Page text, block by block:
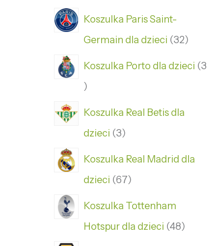
Koszulka Paris Saint-
Germain dla dzieci 32
Koszulka Porto dla dzieci 3
Koszulka Real Betis dla
dzieci 3
Koszulka Real Madrid dla
dzieci 67
Koszulka Tottenham
Hotspur dla dzieci 48